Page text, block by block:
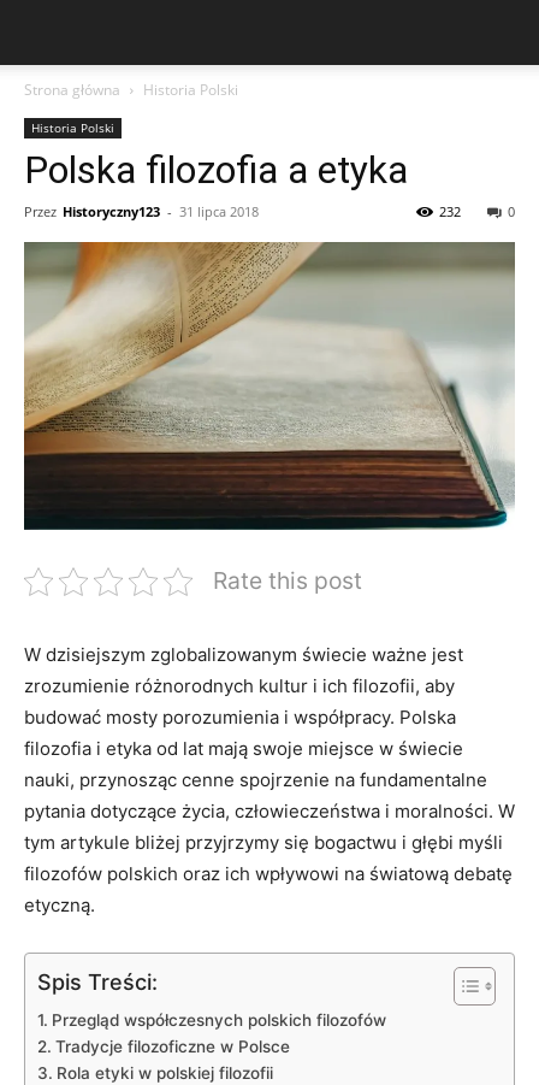
Strona główna Historia Polski
Historia Polski
Polska filozofia a etyka
Przez Historyczny123 - 31 lipca 2018 0
232
Rate this post
W​ dzisiejszym zglobalizowanym świecie ważne jest
zrozumienie różnorodnych kultur i ​ich filozofii, aby ​
budować mosty porozumienia i ​współpracy. ​Polska
filozofia ⁣i etyka od‍ lat mają swoje ​miejsce w świecie
nauki, przynosząc cenne spojrzenie na fundamentalne
pytania ⁢dotyczące życia,⁢ człowieczeństwa i moralności. ⁤W
tym artykule bliżej‍ przyjrzymy się bogactwu i głębi myśli
filozofów polskich oraz ich wpływowi⁤ na światową debatę
etyczną.
Spis Treści:
Przegląd współczesnych polskich filozofów
Tradycje filozoficzne w Polsce
Rola etyki ​w polskiej filozofii